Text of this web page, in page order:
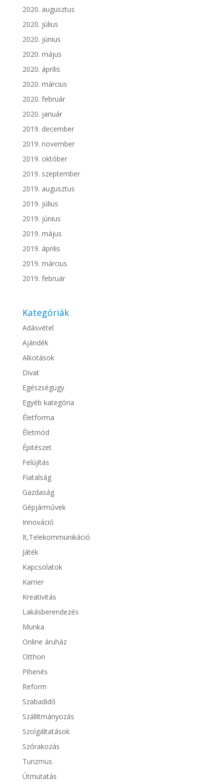
2020. augusztus
2020. július
2020. június
2020. május
2020. április
2020. március
2020. február
2020. január
2019. december
2019. november
2019. október
2019. szeptember
2019. augusztus
2019. július
2019. június
2019. május
2019. április
2019. március
2019. február
Kategóriák
Adásvétel
Ajándék
Alkotások
Divat
Egészségügy
Egyéb kategória
Életforma
Életmód
Épitészet
Felújítás
Fiatalság
Gazdaság
Gépjárművek
Innováció
It,Telekommunikáció
Játék
Kapcsolatok
Karrier
Kreativitás
Lakásberendezés
Munka
Online áruház
Otthon
Pihenés
Reform
Szabadidő
Szállítmányozás
Szolgáltatások
Szórakozás
Turizmus
Útmutatás